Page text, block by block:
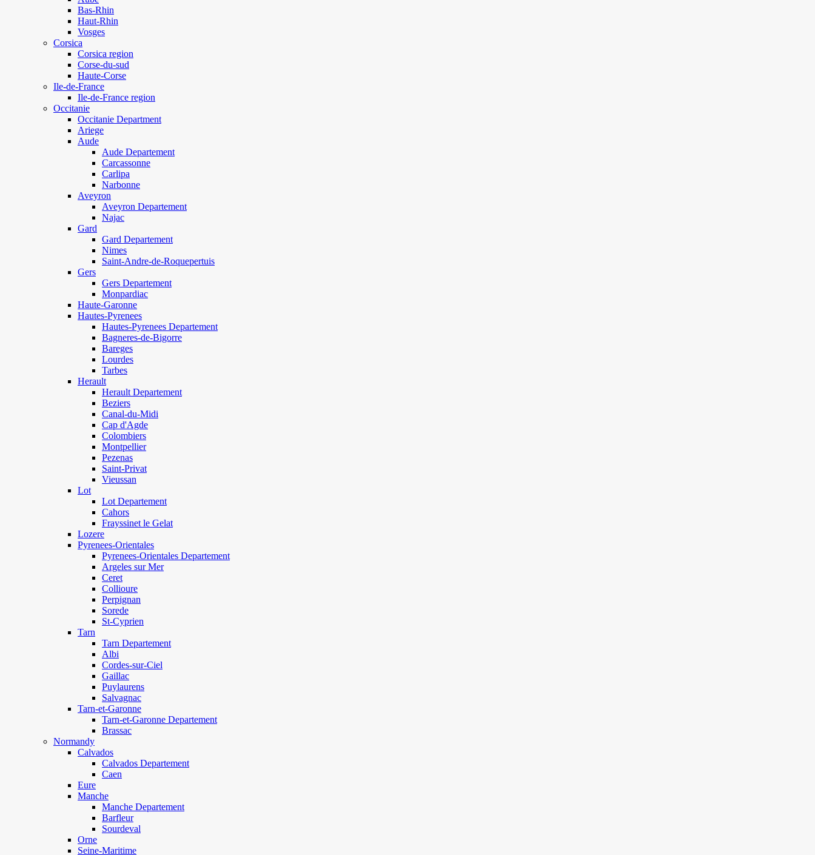
Bas-Rhin
Haut-Rhin
Vosges
Corsica
Corsica region
Corse-du-sud
Haute-Corse
Ile-de-France
Ile-de-France region
Occitanie
Occitanie Department
Ariege
Aude
Aude Departement
Carcassonne
Carlipa
Narbonne
Aveyron
Aveyron Departement
Najac
Gard
Gard Departement
Nimes
Saint-Andre-de-Roquepertuis
Gers
Gers Departement
Monpardiac
Haute-Garonne
Hautes-Pyrenees
Hautes-Pyrenees Departement
Bagneres-de-Bigorre
Bareges
Lourdes
Tarbes
Herault
Herault Departement
Beziers
Canal-du-Midi
Cap d'Agde
Colombiers
Montpellier
Pezenas
Saint-Privat
Vieussan
Lot
Lot Departement
Cahors
Frayssinet le Gelat
Lozere
Pyrenees-Orientales
Pyrenees-Orientales Departement
Argeles sur Mer
Ceret
Collioure
Perpignan
Sorede
St-Cyprien
Tarn
Tarn Departement
Albi
Cordes-sur-Ciel
Gaillac
Puylaurens
Salvagnac
Tarn-et-Garonne
Tarn-et-Garonne Departement
Brassac
Normandy
Calvados
Calvados Departement
Caen
Eure
Manche
Manche Departement
Barfleur
Sourdeval
Orne
Seine-Maritime